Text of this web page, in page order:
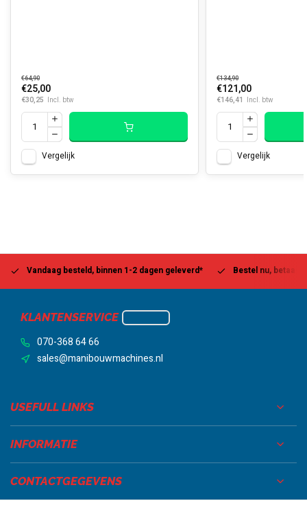
€64,90
€25,00
€30,25 Incl. btw
Vergelijk
€134,90
€121,00
€146,41 Incl. btw
Vergelijk
Vandaag besteld, binnen 1-2 dagen geleverd* Bestel nu, betaal
KLANTENSERVICE
070-368 64 66
sales@manibouwmachines.nl
USEFULL LINKS
INFORMATIE
CONTACTGEGEVENS